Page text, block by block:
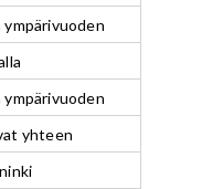
yhteen